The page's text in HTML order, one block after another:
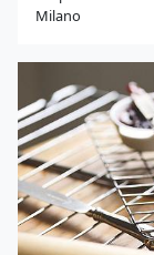
Milano